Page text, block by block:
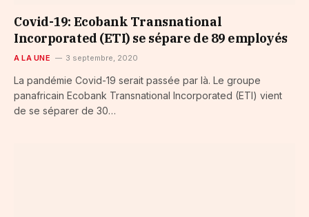
Covid-19: Ecobank Transnational
Incorporated (ETI) se sépare de 89 employés
A LA UNE 3 septembre, 2020
La pandémie Covid-19 serait passée par là. Le groupe
panafricain Ecobank Transnational Incorporated (ETI) vient
de se séparer de 30…